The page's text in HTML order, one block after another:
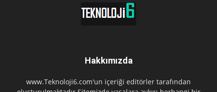
Hakkımızda
www.Teknoloji6.com'un içeriği editörler tarafından